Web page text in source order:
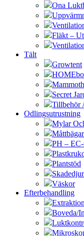
Ona
Fläkt –
Tält
Growtent
Mammoth
Secret
Tillbehör
Odlingsutrustning
Mylar
PH – EC-
Plantstöd
Väskor
Efterbehandling
Extraktion
Boveda/